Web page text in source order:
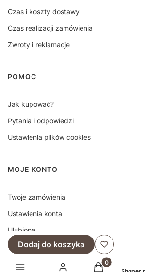
Czas i koszty dostawy
Czas realizacji zamówienia
Zwroty i reklamacje
POMOC
Jak kupować?
Pytania i odpowiedzi
Ustawienia plików cookies
MOJE KONTO
Twoje zamówienia
Ustawienia konta
Ulubione
Dodaj do koszyka
Produkty w